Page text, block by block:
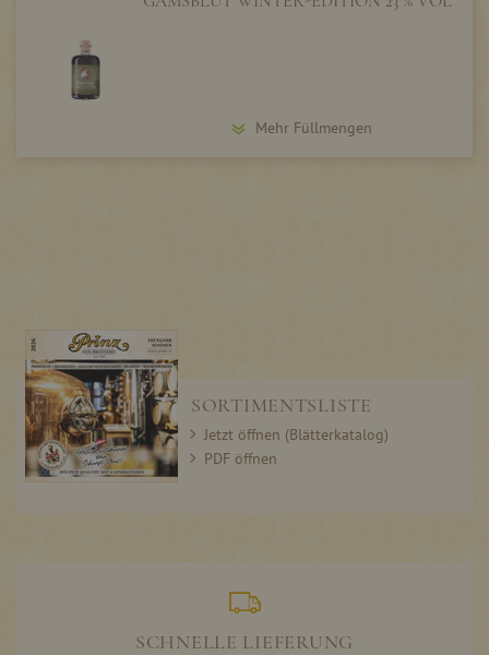
Mehr Füllmengen
SORTIMENTSLISTE
Jetzt öffnen (Blätterkatalog)
PDF öffnen
SCHNELLE LIEFERUNG